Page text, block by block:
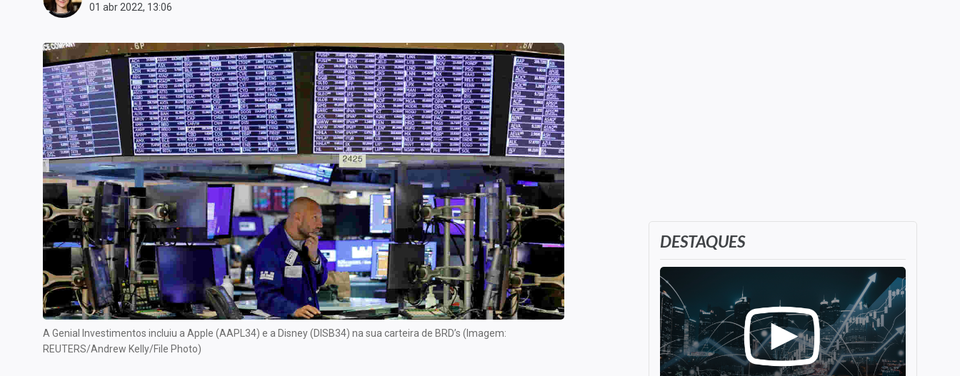
Finanças Pessoais
Economia
Empresas
Política
Colunas
Especiais
Internacional
Marketing
Tecnologia
Conteúdo de Marca
Sobre
Expediente
Contato
01 abr 2022, 13:06
A Genial Investimentos incluiu a Apple (AAPL34) e a Disney (DISB34) na sua carteira de BRD’s (Imagem:
REUTERS/Andrew Kelly/File Photo)
DESTAQUES